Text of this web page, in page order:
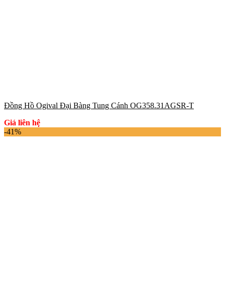
Đồng Hồ Ogival Đại Bàng Tung Cánh OG358.31AGSR-T
Giá liên hệ
-41%